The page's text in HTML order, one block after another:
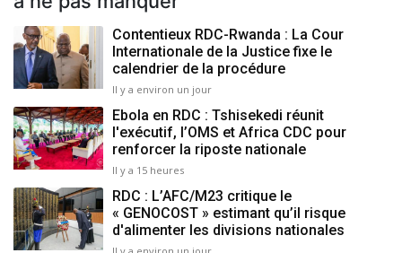
Contentieux RDC-Rwanda : La Cour
Internationale de la Justice fixe le
calendrier de la procédure
Il y a environ un jour
Ebola en RDC : Tshisekedi réunit
l'exécutif, l’OMS et Africa CDC pour
renforcer la riposte nationale
Il y a 15 heures
RDC : L’AFC/M23 critique le
« GENOCOST » estimant qu’il risque
d'alimenter les divisions nationales